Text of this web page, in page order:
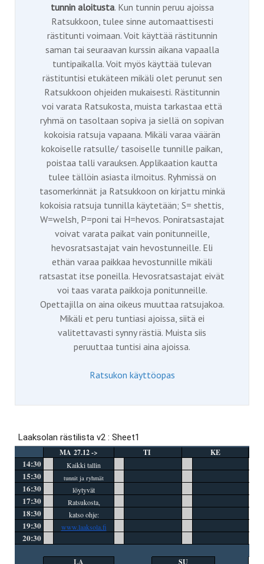
tunnin aloitusta. Kun tunnin peruu ajoissa
Ratsukkoon, tulee sinne automaattisesti
rästitunti voimaan. Voit käyttää rästitunnin
saman tai seuraavan kurssin aikana vapaalla
tuntipaikalla. Voit myös käyttää tulevan
rästituntisi etukäteen mikäli olet perunut sen
Ratsukkoon ohjeiden mukaisesti. Rästitunnin
voi varata Ratsukosta, muista tarkastaa että
ryhmä on tasoltaan sopiva ja siellä on sopivan
kokoisia ratsuja vapaana. Mikäli varaa väärän
kokoiselle ratsulle/ tasoiselle tunnille paikan,
poistaa talli varauksen. Applikaation kautta
tulee tällöin asiasta ilmoitus. Ryhmissä on
tasomerkinnät ja Ratsukkoon on kirjattu minkä
kokoisia ratsuja tunnilla käytetään; S= shettis,
W=welsh, P=poni tai H=hevos. Poniratsastajat
voivat varata paikat vain ponitunneille,
hevosratsastajat vain hevostunneille. Eli
ethän varaa paikkaa hevostunnille mikäli
ratsastat itse poneilla. Hevosratsastajat eivät
voi taas varata paikkoja ponitunneille.
Opettajilla on aina oikeus muuttaa ratsujakoa.
Mikäli et peru tuntiasi ajoissa, siitä ei
valitettavasti synny rästiä. Muista siis
peruuttaa tuntisi aina ajoissa.
Ratsukon käyttöopas